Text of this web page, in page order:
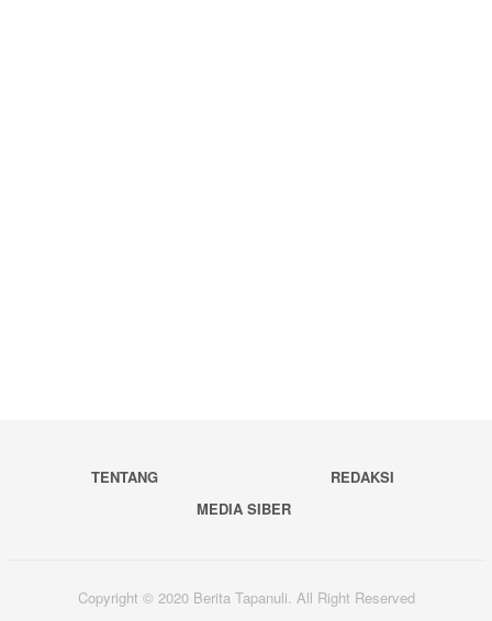
TENTANG
REDAKSI
MEDIA SIBER
Copyright © 2020 Berita Tapanuli. All Right Reserved